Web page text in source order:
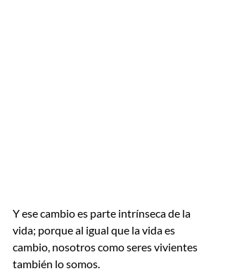
Y ese cambio es parte intrínseca de la
vida; porque al igual que la vida es
cambio, nosotros como seres vivientes
también lo somos.